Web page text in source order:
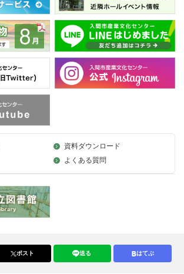
資料ダウンロード
よくある質問
ポスト 送る はてぶ